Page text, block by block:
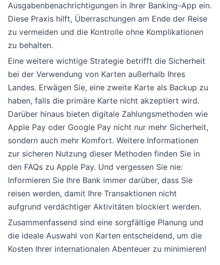
Ausgabenbenachrichtigungen in Ihrer Banking-App ein.
Diese Praxis hilft, Überraschungen am Ende der Reise
zu vermeiden und die Kontrolle ohne Komplikationen
zu behalten.
Eine weitere wichtige Strategie betrifft die Sicherheit
bei der Verwendung von Karten außerhalb Ihres
Landes. Erwägen Sie, eine zweite Karte als Backup zu
haben, falls die primäre Karte nicht akzeptiert wird.
Darüber hinaus bieten digitale Zahlungsmethoden wie
Apple Pay oder Google Pay nicht nur mehr Sicherheit,
sondern auch mehr Komfort. Weitere Informationen
zur sicheren Nutzung dieser Methoden finden Sie in
den FAQs zu Apple Pay. Und vergessen Sie nie:
Informieren Sie Ihre Bank immer darüber, dass Sie
reisen werden, damit Ihre Transaktionen nicht
aufgrund verdächtiger Aktivitäten blockiert werden.
Zusammenfassend sind eine sorgfältige Planung und
die ideale Auswahl von Karten entscheidend, um die
Kosten Ihrer internationalen Abenteuer zu minimieren!